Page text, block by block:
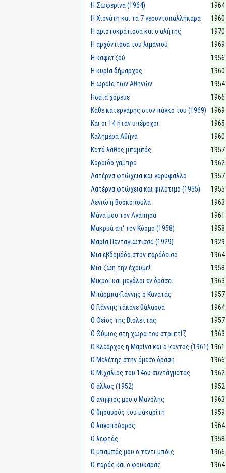
Η Σωφερίνα (1964)
1964
Η Χιονάτη και τα 7 γεροντοπαλλήκαρα
1960
Η αριστοκράτισσα και ο αλήτης
1970
Η αρχόντισσα του λιμανιού
1969
Η καφετζού
1956
Η κυρία δήμαρχος
1960
Η ωραία των Αθηνών
1954
Ησαϊα χόρευε
1966
Κάθε κατεργάρης στον πάγκο του (1969)
1969
Και οι 14 ήταν υπέροχοι
1965
Καλημέρα Αθήνα
1960
Κατά λάθος μπαμπάς
1957
Κορόιδο γαμπρέ
1962
Λατέρνα φτώχεια και γαρύφαλλο
1957
Λατέρνα φτώχεια και φιλότιμο (1955)
1955
Λενιώ η Βοσκοπούλα
1963
Μάνα μου τον Αγάπησα
1961
Μακρυά απ' τον Κόσμο (1958)
1958
Μαρία Πενταγιώτισσα (1929)
1929
Μια εβδομάδα στον παράδεισο
1964
Μια ζωή την έχουμε!
1958
Μικροί και μεγάλοι εν δράσει
1963
Μπάρμπα-Γιάννης ο Κανατάς
1957
Ο Γιάννης τάκανε θάλασσα
1964
Ο Θείος της Βιολέττας
1957
Ο Θύμιος στη χώρα του στριπτίζ
1963
Ο Κλέαρχος η Μαρίνα και ο κοντός (1961) 1961
Ο Μελέτης στην άμεσο δράση
1966
Ο Μιχαλιός του 14ου συντάγματος
1962
Ο άλλος (1952)
1952
Ο ανηψιός μου ο Μανόλης
1963
Ο θησαυρός του μακαρίτη
1959
Ο λαγοπόδαρος
1964
Ο λεφτάς
1958
Ο μπαμπάς μου ο τέντι μπόις
1966
Ο παράς και ο φουκαράς
1964